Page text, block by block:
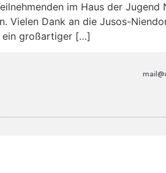
im Haus der Jugend
Vielen Dank an die Jusos-
ein großartiger […]